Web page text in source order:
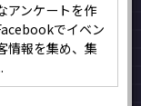
アンケートを作
でイベン
情報を集め、集